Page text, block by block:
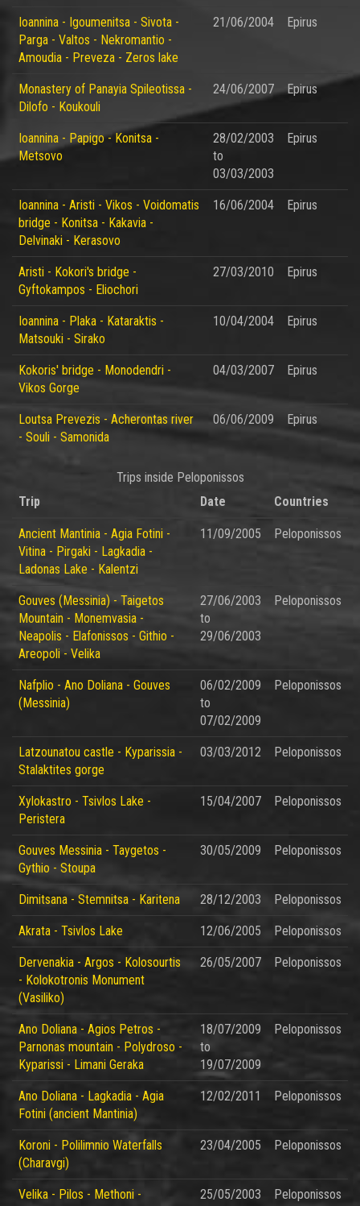
Ioannina - Igoumenitsa - Sivota -
Parga - Valtos - Nekromantio -
Amoudia - Preveza - Zeros lake
21/06/2004 Epirus
Monastery of Panayia Spileotissa -
Dilofo - Koukouli
24/06/2007 Epirus
Ioannina - Papigo - Konitsa -
Metsovo
28/02/2003
to
03/03/2003
Epirus
Ioannina - Aristi - Vikos - Voidomatis
bridge - Konitsa - Kakavia -
Delvinaki - Kerasovo
16/06/2004 Epirus
Aristi - Kokori's bridge -
Gyftokampos - Eliochori
27/03/2010 Epirus
Ioannina - Plaka - Kataraktis -
Matsouki - Sirako
10/04/2004 Epirus
Kokoris' bridge - Monodendri -
Vikos Gorge
04/03/2007 Epirus
Loutsa Prevezis - Acherontas river
- Souli - Samonida
06/06/2009 Epirus
Trips inside Peloponissos
Trip
Date Countries
Ancient Mantinia - Agia Fotini -
Vitina - Pirgaki - Lagkadia -
Ladonas Lake - Kalentzi
11/09/2005 Peloponissos
Gouves (Messinia) - Taigetos
Mountain - Monemvasia -
Neapolis - Elafonissos - Githio -
Areopoli - Velika
27/06/2003
to
29/06/2003
Peloponissos
Nafplio - Ano Doliana - Gouves
(Messinia)
06/02/2009
to
07/02/2009
Peloponissos
Latzounatou castle - Kyparissia -
Stalaktites gorge
03/03/2012 Peloponissos
Xylokastro - Tsivlos Lake -
Peristera
15/04/2007 Peloponissos
Gouves Messinia - Taygetos -
Gythio - Stoupa
30/05/2009 Peloponissos
Dimitsana - Stemnitsa - Karitena 28/12/2003 Peloponissos
Akrata - Tsivlos Lake 12/06/2005 Peloponissos
Dervenakia - Argos - Kolosourtis
- Kolokotronis Monument
(Vasiliko)
26/05/2007 Peloponissos
Ano Doliana - Agios Petros -
Parnonas mountain - Polydroso -
Kyparissi - Limani Geraka
18/07/2009
to
19/07/2009
Peloponissos
Ano Doliana - Lagkadia - Agia
Fotini (ancient Mantinia)
12/02/2011 Peloponissos
Koroni - Polilimnio Waterfalls
(Charavgi)
23/04/2005 Peloponissos
Velika - Pilos - Methoni -
25/05/2003 Peloponissos